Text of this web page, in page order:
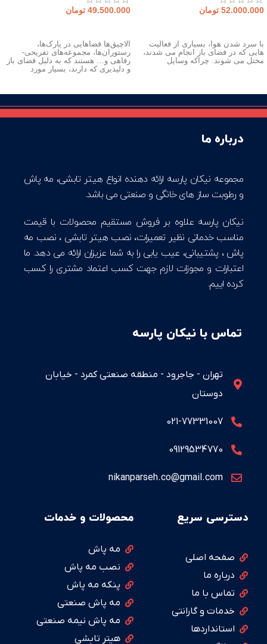
52.000.000 تومان
با سرد شدن هوا، بسیاری از فعالیت
هایی که در فضای باز انجام می شدند،
مختل می شوند. چراکه وسایل
49.500.000 تومان
آلاچیق‌ها فضاهایی در پارک‌ها،
رستوران‌ها، مجموعه‌های تفریحی-
رفاهی و… هستند که به دلیل فضای باز
و دلپذیری که دارند، بسیار مورد
درباره ما
مجموعه نیکان پارسه ارائه دهنده انواع هیتر تابشی، مه پاش
و رطوبت ساز های خانگی و صنعتی می باشد.
نیکان پارسه علاوه بر فروش مستقیم محصولات با قیمت
مناسب خدماتی نظیر تعمیرات، نصب هیتر تابشی ، نصب مه
پاش ، پشتیبانی، عیب یابی را به شما عزیزان ارائه می دهد. ما
اعتبارات و مجوزات لازم جهت کسب اعتماد مشتری را کسب
کرده اییم.
تماس با نیکان پارسه
تهران - جاجرود - منطقه صنعتی کمرد - خیابان
دوستان
021-77331007
09129534770
nikanparseh.co@gmail.com
دسترسی سریع
صفحه اصلی
درباره ما
تماس با ما
خدمات و گارانتی
استانداردها
محصولات و خدمات
مه پاش
نصب مه پاش
پنکه مه پاش
مه پاش صنعتی
مه پاش نیمه صنعتی
هیتر تابشی